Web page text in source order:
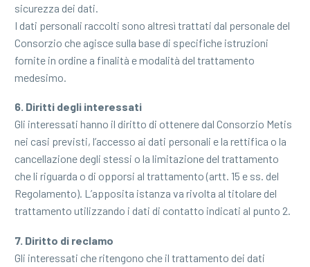
sicurezza dei dati.
I dati personali raccolti sono altresì trattati dal personale del
Consorzio che agisce sulla base di specifiche istruzioni
fornite in ordine a finalità e modalità del trattamento
medesimo.
6. Diritti degli interessati
Gli interessati hanno il diritto di ottenere dal Consorzio Metis
nei casi previsti, l’accesso ai dati personali e la rettifica o la
cancellazione degli stessi o la limitazione del trattamento
che li riguarda o di opporsi al trattamento (artt. 15 e ss. del
Regolamento). L’apposita istanza va rivolta al titolare del
trattamento utilizzando i dati di contatto indicati al punto 2.
7. Diritto di reclamo
Gli interessati che ritengono che il trattamento dei dati